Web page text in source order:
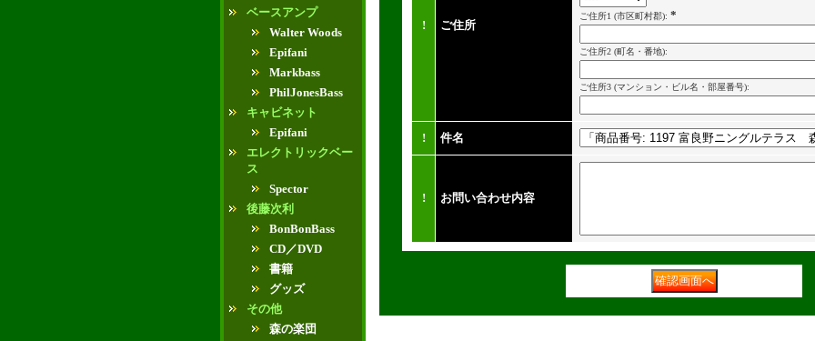
ベースアンプ
Walter Woods
Epifani
Markbass
PhilJonesBass
キャビネット
Epifani
エレクトリックベー
ス
Spector
後藤次利
BonBonBass
CD／DVD
書籍
グッズ
その他
森の楽団
! ご住所
ご住所1 (市区町村郡): *
ご住所2 (町名・番地):
ご住所3 (マンション・ビル名・部屋番号):
! 件名
! お問い合わせ内容